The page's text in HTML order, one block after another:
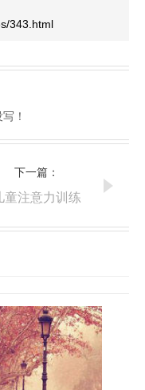
343.html
！
下一篇：
童注意力训练